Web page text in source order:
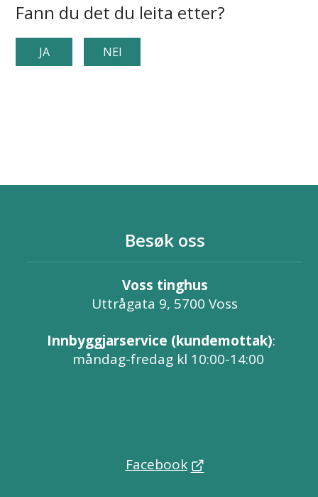
Fann du det du leita etter?
JA NEI
Besøk oss
Voss tinghus
Uttrågata 9, 5700 Voss
Innbyggjarservice (kundemottak):
måndag-fredag kl 10:00-14:00
Facebook